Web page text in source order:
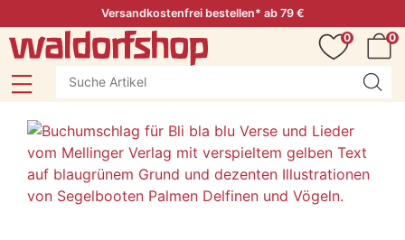
Versandkostenfrei bestellen* ab 79 €
0
0